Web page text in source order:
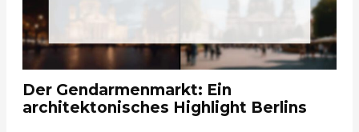
Der Gendarmenmarkt: Ein
architektonisches Highlight Berlins